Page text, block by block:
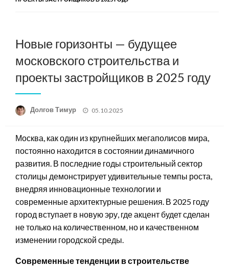
Новые горизонты — будущее
московского строительства и
проекты застройщиков в 2025 году
Долгов Тимур
Posted
05.10.2025
Москва, как один из крупнейших мегаполисов мира,
постоянно находится в состоянии динамичного
развития. В последние годы строительный сектор
столицы демонстрирует удивительные темпы роста,
внедряя инновационные технологии и
современные архитектурные решения. В 2025 году
город вступает в новую эру, где акцент будет сделан
не только на количественном, но и качественном
изменении городской среды.
Современные тенденции в строительстве